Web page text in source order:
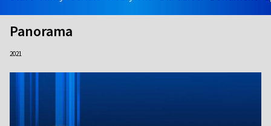
Panorama
2021